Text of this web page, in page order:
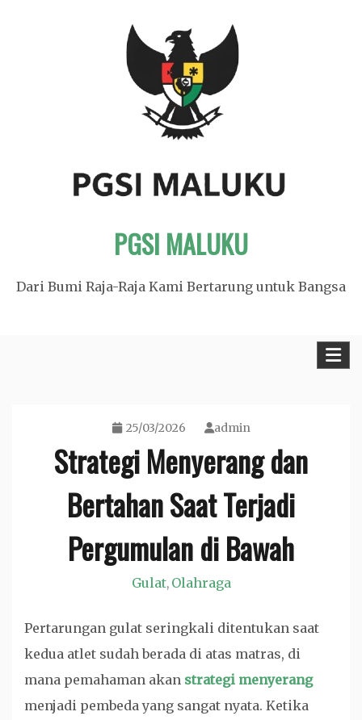
PGSI MALUKU
Dari Bumi Raja-Raja Kami Bertarung untuk Bangsa
25/03/2026 admin
Strategi Menyerang dan
Bertahan Saat Terjadi
Pergumulan di Bawah
Gulat, Olahraga
Pertarungan gulat seringkali ditentukan saat
kedua atlet sudah berada di atas matras, di
mana pemahaman akan strategi menyerang
menjadi pembeda yang sangat nyata. Ketika